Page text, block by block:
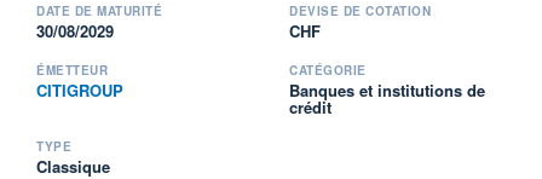
DATE DE MATURITÉ
30/08/2029
DEVISE DE COTATION
CHF
ÉMETTEUR
CITIGROUP
CATÉGORIE
Banques et institutions de
crédit
TYPE
Classique